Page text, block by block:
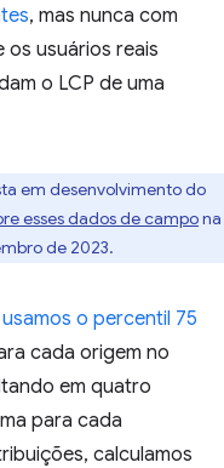
, mas nunca com
usuários reais
o LCP de uma
em desenvolvimento do
esses dados de campona
de 2023.
o percentil 75
cada origem no
em quatro
para cada
calculamos